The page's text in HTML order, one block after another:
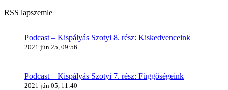
RSS lapszemle
Podcast – Kispályás Szotyi 8. rész: Kiskedvenceink
2021 jún 25, 09:56
Podcast – Kispályás Szotyi 7. rész: Függőségeink
2021 jún 05, 11:40